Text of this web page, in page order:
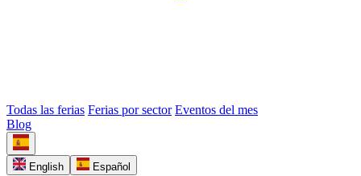
Todas las ferias Ferias por sector Eventos del mes
Blog
English Español